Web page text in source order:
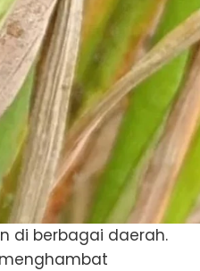
di berbagai daerah.